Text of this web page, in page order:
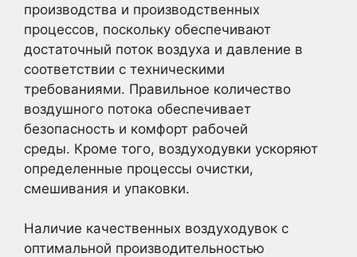
производства и производственных
процессов, поскольку обеспечивают
достаточный поток воздуха и давление в
соответствии с техническими
требованиями. Правильное количество
воздушного потока обеспечивает
безопасность и комфорт рабочей
среды. Кроме того, воздуходувки ускоряют
определенные процессы очистки,
смешивания и упаковки.
Наличие качественных воздуходувок с
оптимальной производительностью